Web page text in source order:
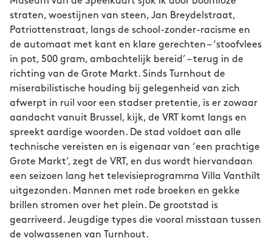
straten, woestijnen van steen, Jan Breydelstraat,
Patriottenstraat, langs de school-zonder-racisme en
de automaat met kant en klare gerechten – ‘stoofvlees
in pot, 500 gram, ambachtelijk bereid’ – terug in de
richting van de Grote Markt. Sinds Turnhout de
miserabilistische houding bij gelegenheid van zich
afwerpt in ruil voor een stadser pretentie, is er zowaar
aandacht vanuit Brussel, kijk, de VRT komt langs en
spreekt aardige woorden. De stad voldoet aan alle
technische vereisten en is eigenaar van ‘een prachtige
Grote Markt’, zegt de VRT, en dus wordt hiervandaan
een seizoen lang het televisieprogramma Villa Vanthilt
uitgezonden. Mannen met rode broeken en gekke
brillen stromen over het plein. De grootstad is
gearriveerd. Jeugdige types die vooral misstaan tussen
de volwassenen van Turnhout.